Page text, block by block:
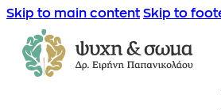
Skip to main content Skip to